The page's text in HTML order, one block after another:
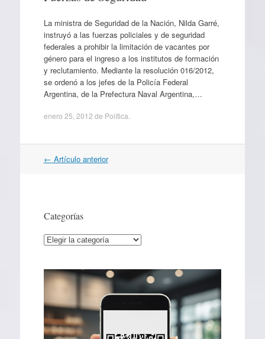
La ministra de Seguridad de la Nación, Nilda Garré,
instruyó a las fuerzas policiales y de seguridad
federales a prohibir la limitación de vacantes por
género para el ingreso a los institutos de formación
y reclutamiento. Mediante la resolución 016/2012,
se ordenó a los jefes de la Policía Federal
Argentina, de la Prefectura Naval Argentina,…
enero 25, 2012 de Política
Navegación
← Artículo anterior
Categorías
Categorías